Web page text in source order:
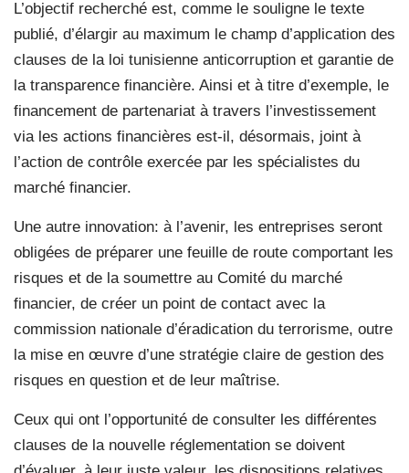
L’objectif recherché est, comme le souligne le texte
publié, d’élargir au maximum le champ d’application des
clauses de la loi tunisienne anticorruption et garantie de
la transparence financière. Ainsi et à titre d’exemple, le
financement de partenariat à travers l’investissement
via les actions financières est-il, désormais, joint à
l’action de contrôle exercée par les spécialistes du
marché financier.
Une autre innovation: à l’avenir, les entreprises seront
obligées de préparer une feuille de route comportant les
risques et de la soumettre au Comité du marché
financier, de créer un point de contact avec la
commission nationale d’éradication du terrorisme, outre
la mise en œuvre d’une stratégie claire de gestion des
risques en question et de leur maîtrise.
Ceux qui ont l’opportunité de consulter les différentes
clauses de la nouvelle réglementation se doivent